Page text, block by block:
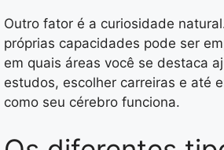
Outro fator é a curiosidade
próprias capacidades pode ser
em quais áreas você se destaca
estudos, escolher carreiras e até
como seu cérebro funciona.